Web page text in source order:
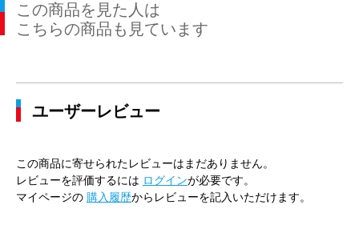
この商品を見た人は
こちらの商品も見ています
ユーザーレビュー
この商品に寄せられたレビューはまだありません。
レビューを評価するには ログインが必要です。
マイページの 購入履歴からレビューを記入いただけます。